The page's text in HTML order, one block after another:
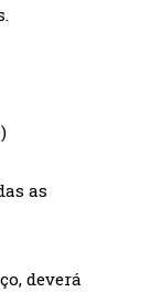
as
deverá